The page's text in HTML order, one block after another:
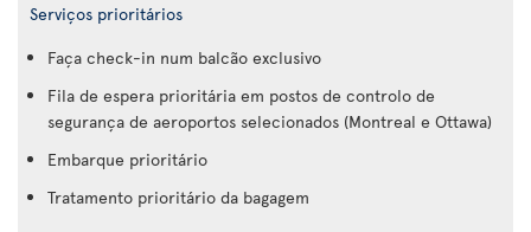
Serviços prioritários
Faça check-in num balcão exclusivo
Fila de espera prioritária em postos de controlo de
segurança de aeroportos selecionados (Montreal e Ottawa)
Embarque prioritário
Tratamento prioritário da bagagem